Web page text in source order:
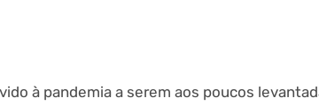
à pandemia a serem aos poucos